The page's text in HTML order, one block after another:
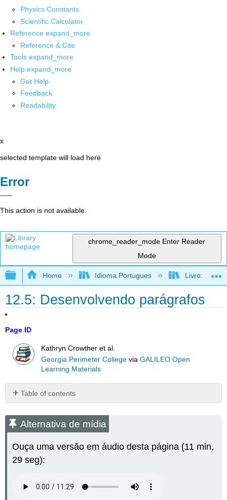
Physics Constants
Scientific Calculator
Reference expand_more
Reference & Cite
Tools expand_more
Help expand_more
Get Help
Feedback
Readability
x
selected template will load here
Error
This action is not available.
chrome_reader_mode Enter Reader
Mode
Expand/collapse global hierarchy
Home Idioma Portugues Livro: Como
12.5: Desenvolvendo parágrafos
Page ID
Kathryn Crowther et al.
Georgia Perimeter College viaGALILEO Open
Learning Materials
Table of contents
de
mídia
de
apoio
finais
Alternativa de mídia
Ouça uma versão em áudio desta página (11 min,
29 seg):